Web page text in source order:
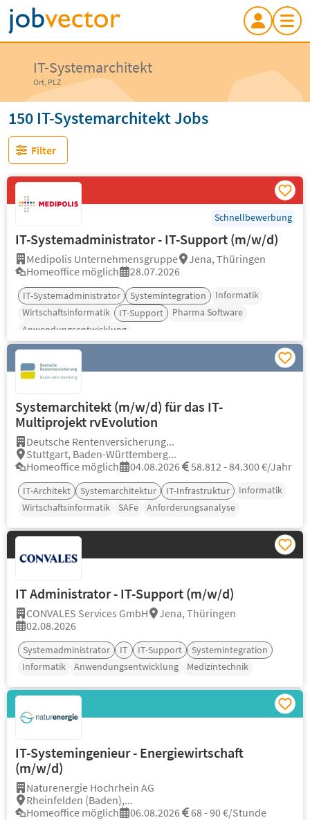
IT-Systemarchitekt
Ort, PLZ
150 IT-Systemarchitekt Jobs
Filter
Schnellbewerbung
IT-Systemadministrator - IT-Support (m/w/d)
Medipolis Unternehmensgruppe
Jena, Thüringen
Homeoffice möglich
28.07.2026
IT-Systemadministrator Systemintegration
Informatik
Wirtschaftsinformatik
IT-Support
Pharma Software
Anwendungsentwicklung
Systemarchitekt (m/w/d) für das IT-
Multiprojekt rvEvolution
Deutsche Rentenversicherung...
Stuttgart, Baden-Württemberg...
Homeoffice möglich
04.08.2026 58.812 - 84.300 €/Jahr
IT-Architekt Systemarchitektur IT-Infrastruktur
Informatik
Wirtschaftsinformatik
SAFe Anforderungsanalyse
IT Administrator - IT-Support (m/w/d)
CONVALES Services GmbH
Jena, Thüringen
02.08.2026
Systemadministrator IT IT-Support
Systemintegration
Informatik
Anwendungsentwicklung Medizintechnik
IT-Systemingenieur - Energiewirtschaft
(m/w/d)
Naturenergie Hochrhein AG
Rheinfelden (Baden),...
Homeoffice möglich
06.08.2026 68 - 90 €/Stunde